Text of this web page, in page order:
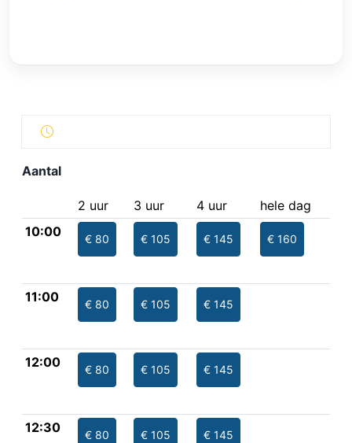
Aantal
2 uur 3 uur 4 uur
hele dag
10:00
€ 80 € 105 € 145 € 160
11:00 € 80 € 105 € 145
12:00 € 80 € 105 € 145
12:30 € 80 € 105 € 145